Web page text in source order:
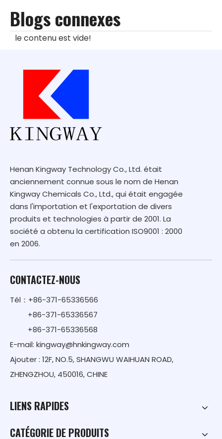
Blogs connexes
le contenu est vide!
Henan Kingway Technology Co., Ltd. était
anciennement connue sous le nom de Henan
Kingway Chemicals Co., Ltd., qui était engagée
dans l'importation et l'exportation de divers
produits et technologies à partir de 2001. La
société a obtenu la certification ISO9001 : 2000
en 2006.
CONTACTEZ-NOUS
Tél：+86-371-65336566
+86-371-65336567
+86-371-65336568
E-mail: kingway@hnkingway.com
Ajouter : 12F, NO.5, SHANGWU WAIHUAN ROAD,
ZHENGZHOU, 450016, CHINE
LIENS RAPIDES
CATÉGORIE DE PRODUITS